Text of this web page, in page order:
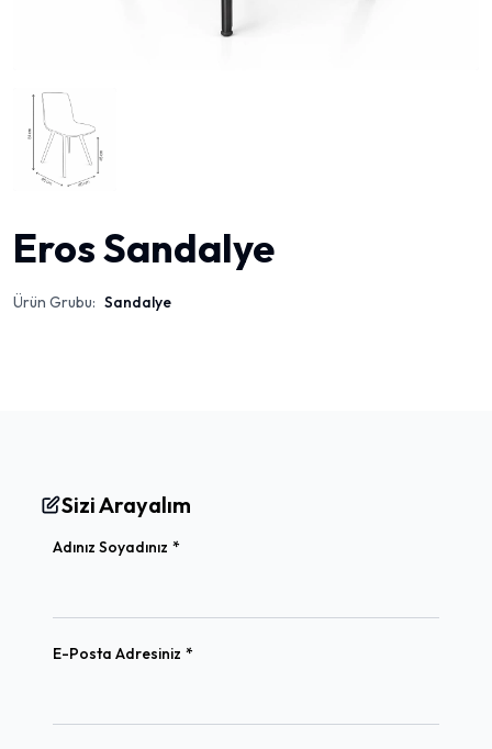
Eros Sandalye
Ürün Grubu: Sandalye
Sizi Arayalım
Adınız Soyadınız *
E-Posta Adresiniz *